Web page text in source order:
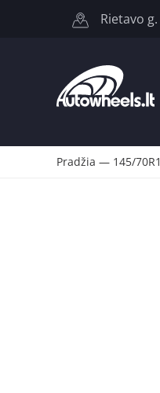
Rietavo
Pradžia — 145/